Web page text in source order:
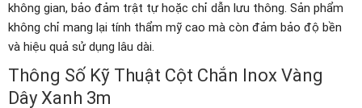
không gian, bảo đảm trật tự hoặc chỉ dẫn lưu thông. Sản phẩm
không chỉ mang lại tính thẩm mỹ cao mà còn đảm bảo độ bền
và hiệu quả sử dụng lâu dài.
Thông Số Kỹ Thuật Cột Chắn Inox Vàng
Dây Xanh 3m